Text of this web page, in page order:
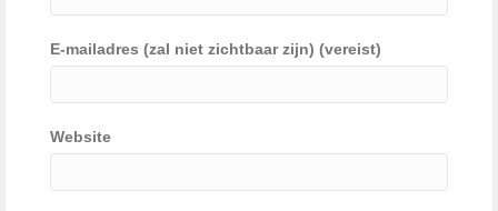
E-mailadres (zal niet zichtbaar zijn) (vereist)
Website